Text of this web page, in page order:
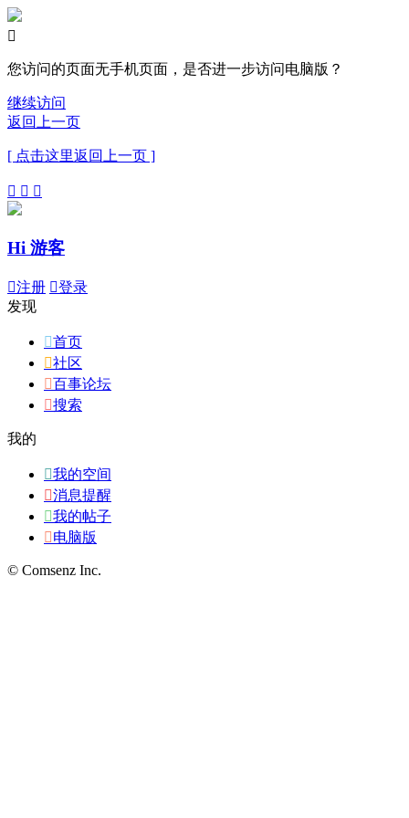

您访问的页面无手机页面，是否进一步访问电脑版？
继续访问
返回上一页
[ 点击这里返回上一页 ]
  
Hi 游客
注册 登录
发现
首页
社区
百事论坛
搜索
我的
我的空间
消息提醒
我的帖子
电脑版
© Comsenz Inc.